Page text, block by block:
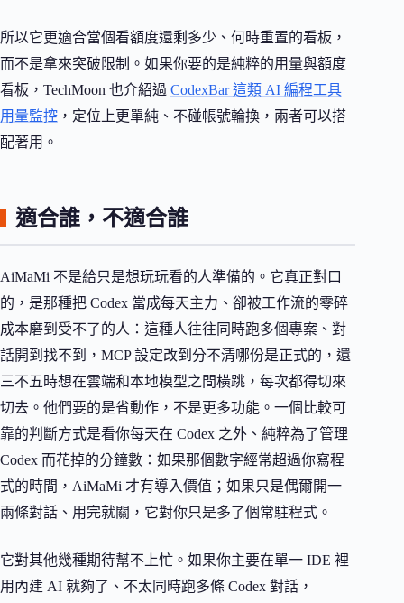
所以它更適合當個看額度還剩多少、何時重置的看板，
而不是拿來突破限制。如果你要的是純粹的用量與額度
看板，TechMoon 也介紹過 CodexBar 這類 AI 編程工具
用量監控 ，定位上更單純、不碰帳號輪換，兩者可以搭
配著用。
適合誰，不適合誰
AiMaMi 不是給只是想玩玩看的人準備的。它真正對口
的，是那種把 Codex 當成每天主力、卻被工作流的零碎
成本磨到受不了的人：這種人往往同時跑多個專案、對
話開到找不到，MCP 設定改到分不清哪份是正式的，還
三不五時想在雲端和本地模型之間橫跳，每次都得切來
切去。他們要的是省動作，不是更多功能。一個比較可
靠的判斷方式是看你每天在 Codex 之外、純粹為了管理
Codex 而花掉的分鐘數：如果那個數字經常超過你寫程
式的時間，AiMaMi 才有導入價值；如果只是偶爾開一
兩條對話、用完就關，它對你只是多了個常駐程式。
它對其他幾種期待幫不上忙。如果你主要在單一 IDE 裡
用內建 AI 就夠了、不太同時跑多條 Codex 對話，